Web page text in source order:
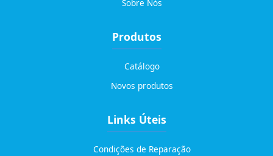
Sobre Nós
Produtos
Catálogo
Novos produtos
Links Úteis
Condições de Reparação